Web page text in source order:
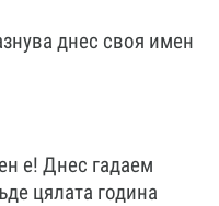
днес своя имен
е! Днес гадаем
цялата година